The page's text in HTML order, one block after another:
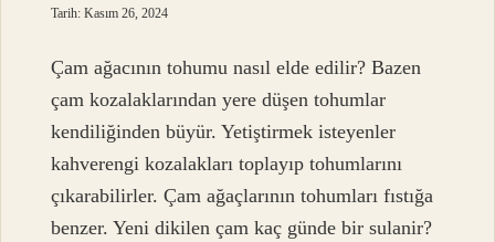
Tarih: Kasım 26, 2024
Çam ağacının tohumu nasıl elde edilir? Bazen
çam kozalaklarından yere düşen tohumlar
kendiliğinden büyür. Yetiştirmek isteyenler
kahverengi kozalakları toplayıp tohumlarını
çıkarabilirler. Çam ağaçlarının tohumları fıstığa
benzer. Yeni dikilen çam kaç günde bir sulanir?